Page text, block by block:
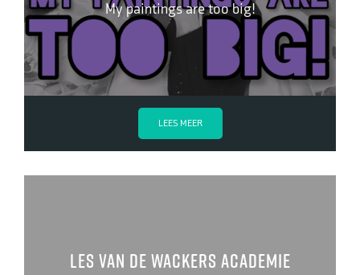
My paintings are too big!
LEES MEER
Les van de Wackers Academie